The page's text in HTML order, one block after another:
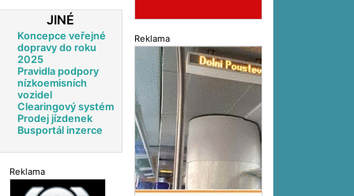
JINÉ
Koncepce veřejné
dopravy do roku
2025
Pravidla podpory
nízkoemisních
vozidel
Clearingový systém
Prodej jízdenek
Busportál inzerce
Reklama
Reklama